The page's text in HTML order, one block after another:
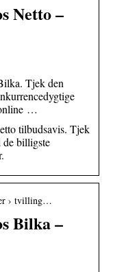
Netto –
Tjek den
…
tilbudsavis. Tjek
de billigste
› tvilling…
Bilka –